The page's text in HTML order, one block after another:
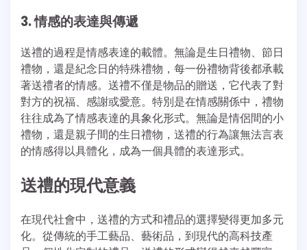
3. 情感的表達與傳遞
送禮的過程是情感表達的載體。無論是生日禮物、節日
禮物，還是紀念日的特殊禮物，每一份禮物背後都承載
著送禮者的情感。送禮不僅是物品的贈送，它代表了對
對方的祝福、感謝或愛意。特別是在情感關係中，禮物
往往成為了情感表達的具象化形式。無論是情侶間的小
禮物，還是親子間的生日禮物，送禮的行為讓無法言表
的情感得以具體化，成為一個具體的表達形式。
送禮的現代意義
在現代社會中，送禮的方式和禮品的選擇變得更加多元
化。從傳統的手工藝品、藝術品，到現代的高科技產